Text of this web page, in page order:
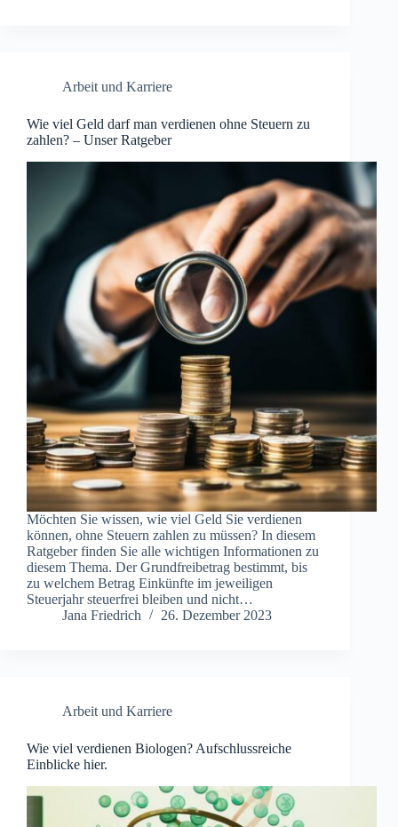
Arbeit und Karriere
Wie viel Geld darf man verdienen ohne Steuern zu
zahlen? – Unser Ratgeber
Möchten Sie wissen, wie viel Geld Sie verdienen
können, ohne Steuern zahlen zu müssen? In diesem
Ratgeber finden Sie alle wichtigen Informationen zu
diesem Thema. Der Grundfreibetrag bestimmt, bis
zu welchem Betrag Einkünfte im jeweiligen
Steuerjahr steuerfrei bleiben und nicht…
Jana Friedrich
26. Dezember 2023
Arbeit und Karriere
Wie viel verdienen Biologen? Aufschlussreiche
Einblicke hier.